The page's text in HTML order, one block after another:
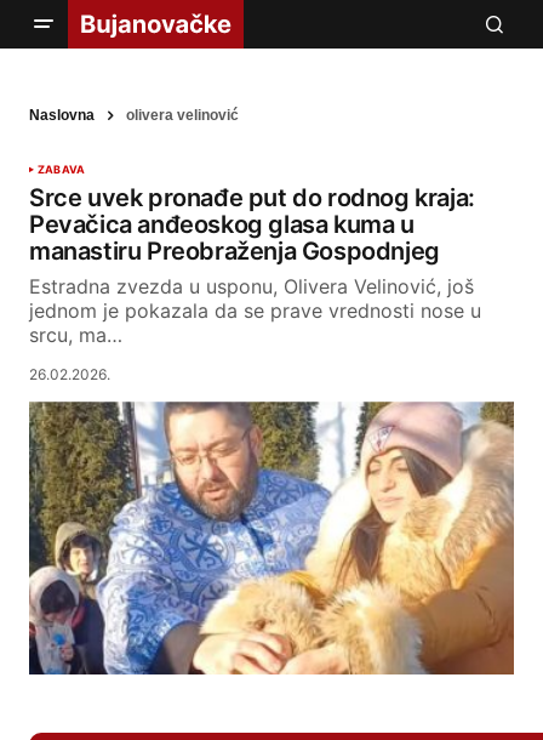
Naslovna olivera velinović
ZABAVA
Srce uvek pronađe put do rodnog kraja:
Pevačica anđeoskog glasa kuma u
manastiru Preobraženja Gospodnjeg
Estradna zvezda u usponu, Olivera Velinović, još
jednom je pokazala da se prave vrednosti nose u
srcu, ma…
26.02.2026.